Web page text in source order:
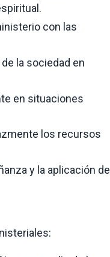
con las
la sociedad en
en situaciones
los recursos
y la aplicación de